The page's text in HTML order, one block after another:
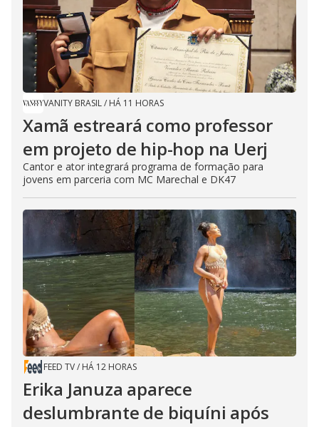
VANITY BRASIL/ HÁ 11 HORAS
Xamã estreará como professor
em projeto de hip-hop na Uerj
Cantor e ator integrará programa de formação para
jovens em parceria com MC Marechal e DK47
FEED TV/ HÁ 12 HORAS
Erika Januza aparece
deslumbrante de biquíni após